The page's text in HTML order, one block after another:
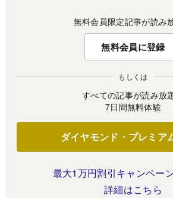
無料会員限定記事が読み
無料会員に登録
もしくは
すべての記事が読み放
7日間無料体験
ダイヤモンド・プレミア
最大1万円割引キャンペー
詳細はこちら